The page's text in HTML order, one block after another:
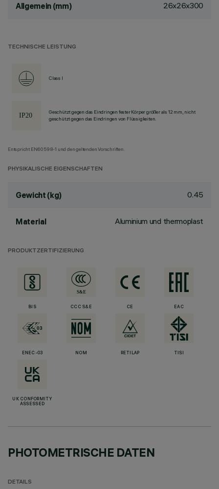
Allgemein (mm) 26x26x300
TECHNISCHE LEISTUNG
Class I
Geschützt gegen das Eindringen fester Körper größer als 12 mm, nicht
geschützt gegen das Eindringen von Flüssigkeiten.
Entspricht EN60598-1 und den geltenden Vorschriften.
PHYSIKALISCHE EIGENSCHAFTEN
Gewicht (kg) 0.45
Material Aluminium und thermoplast
PRODUKTZERTIFIZIERUNG
BIS CCC S&E CE EAC
ENEC-03 NOM RETILAP TISI
UK CONFORMITY
ASSESSED
PHOTOMETRISCHE DATEN
DETAILS